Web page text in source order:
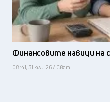
Финансовите навици на
08:41, 31 юли 26 / Свят